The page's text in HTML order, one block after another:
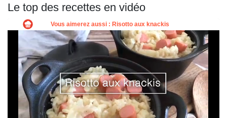
Le top des recettes en vidéo